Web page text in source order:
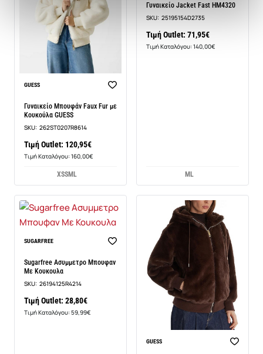
Νέο
GUESS
Γυναικείο Μπουφάν Faux Fur με
Κουκούλα GUESS
SKU: 262ST0207R8614
Τιμή Outlet: 120,95€
Τιμή Καταλόγου: 160,00€
XSSML
Γυναικείο Jacket Fast HM4320
SKU: 25195154D2735
Τιμή Outlet: 71,95€
Τιμή Καταλόγου: 140,00€
ML
SUGARFREE
Sugarfree Ασυμμετρο Μπουφαν
Με Κουκουλα
SKU: 26194125R4214
Τιμή Outlet: 28,80€
Τιμή Καταλόγου: 59,99€
Νέο
GUESS